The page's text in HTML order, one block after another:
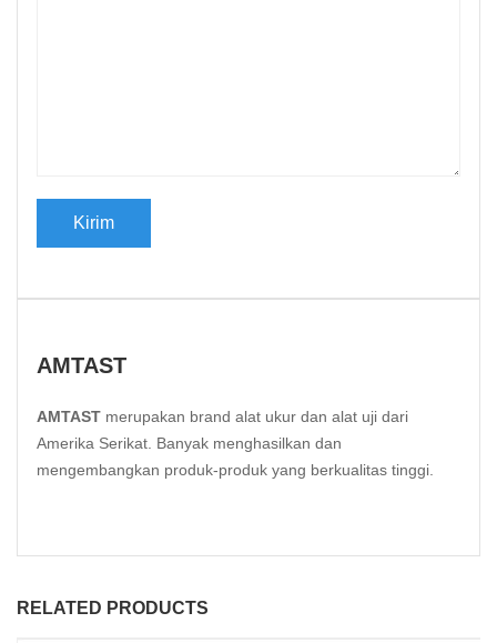
AMTAST
AMTAST merupakan brand alat ukur dan alat uji dari
Amerika Serikat. Banyak menghasilkan dan
mengembangkan produk-produk yang berkualitas tinggi.
RELATED PRODUCTS